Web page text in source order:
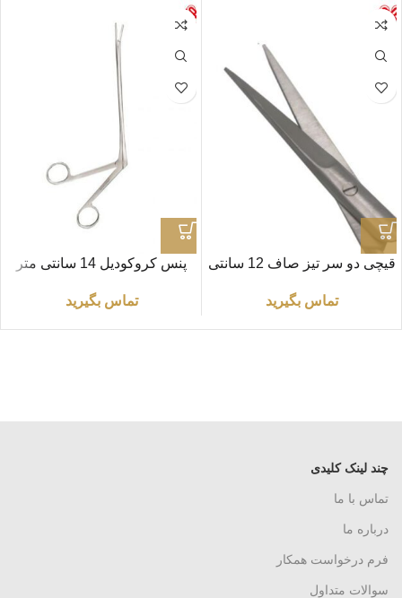
قیچی دو سر تیز صاف 12 سانتی
تماس بگیرید
پنس کروکودیل 14 سانتی متر
تماس بگیرید
چند لینک کلیدی
تماس با ما
درباره ما
فرم درخواست همکار
سوالات متداول